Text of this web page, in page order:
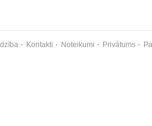
Kontakti Noteikumi Privātums